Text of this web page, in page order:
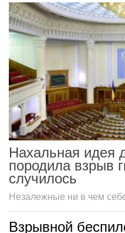
Нахальная идея
породила взрыв
случилось
Незалежные ни в чем
Взрывной